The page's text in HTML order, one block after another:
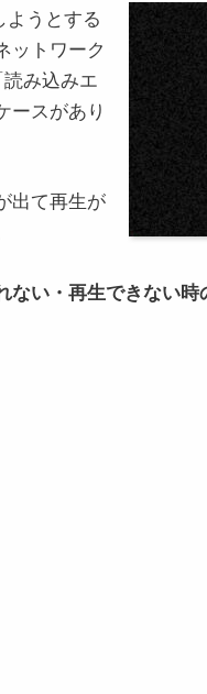
ようとする
ットワーク
み込みエ
ースがあり
出て再生が
ない・再生できない